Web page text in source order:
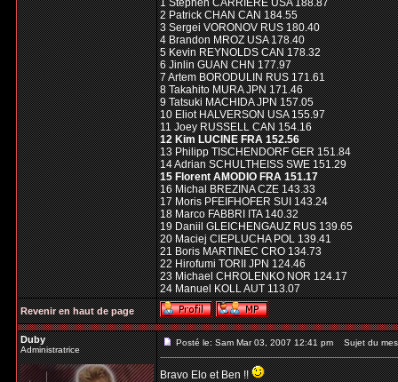
1 Stephen CARRIERE USA 188.87
2 Patrick CHAN CAN 184.55
3 Sergei VORONOV RUS 180.40
4 Brandon MROZ USA 178.40
5 Kevin REYNOLDS CAN 178.32
6 Jinlin GUAN CHN 177.97
7 Artem BORODULIN RUS 171.61
8 Takahito MURA JPN 171.46
9 Tatsuki MACHIDA JPN 157.05
10 Eliot HALVERSON USA 155.97
11 Joey RUSSELL CAN 154.16
12 Kim LUCINE FRA 152.56
13 Philipp TISCHENDORF GER 151.84
14 Adrian SCHULTHEISS SWE 151.29
15 Florent AMODIO FRA 151.17
16 Michal BREZINA CZE 143.33
17 Moris PFEIFHOFER SUI 143.24
18 Marco FABBRI ITA 140.32
19 Daniil GLEICHENGAUZ RUS 139.65
20 Maciej CIEPLUCHA POL 139.41
21 Boris MARTINEC CRO 134.73
22 Hirofumi TORII JPN 124.46
23 Michael CHROLENKO NOR 124.17
24 Manuel KOLL AUT 113.07
Revenir en haut de page
Duby
Administratrice
Posté le: Sam Mar 03, 2007 12:41 pm Sujet du
Bravo Elo et Ben !!